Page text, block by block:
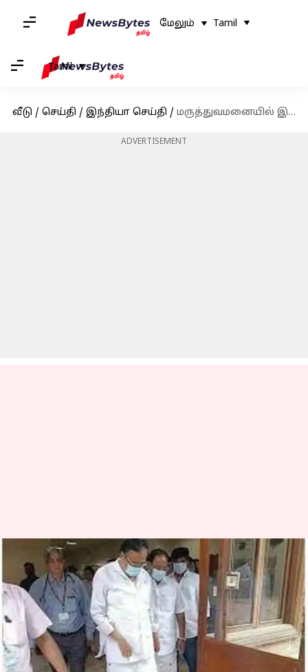
மேலும் Tamil
Tamil
வீடு / செய்தி / இந்தியா செய்தி / மருத்துவமனையில் இருந்து டிஸ்ஜார்ஜ் செய்யப்பட்டார் காங்கிரஸ் எம்.எல்.ஏ. ஈ.வி.கே.எஸ்.இளங்கோவன்
ADVERTISEMENT
மருத்துவமனையில்
இருந்து டிஸ்ஜார்ஜ்
செய்யப்பட்டார் காங்கிரஸ்
எம்.எல்.ஏ.
ஈ.வி.கே.எஸ்.இளங்கோவன்
எழுதியவர் Nivetha P Apr 06, 2023 03:28 pm